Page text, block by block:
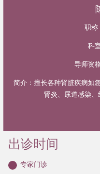
职称
科
导师资
简介： 擅长各种肾脏疾病如
肾炎、尿道感染、
出诊时间
专家门诊